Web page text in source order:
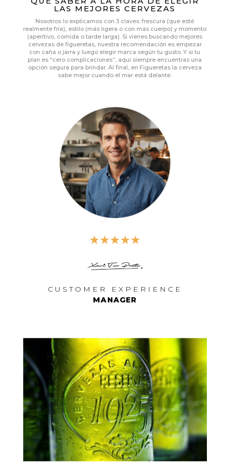
LAS MEJORES CERVEZAS
Nosotros lo explicamos con 3 claves: frescura (que esté
realmente fría), estilo (más ligera o con más cuerpo) y momento
(aperitivo, comida o tarde larga). Si vienes buscando mejores
cervezas de figueretas, nuestra recomendación es empezar
con caña o jarra y luego elegir marca según tu gusto. Y si tu
plan es “cero complicaciones”, aquí siempre encuentras una
opción segura para brindar. Al final, en Figueretas la cerveza
sabe mejor cuando el mar está delante.
☆☆☆☆☆
CUSTOMER EXPERIENCE
MANAGER